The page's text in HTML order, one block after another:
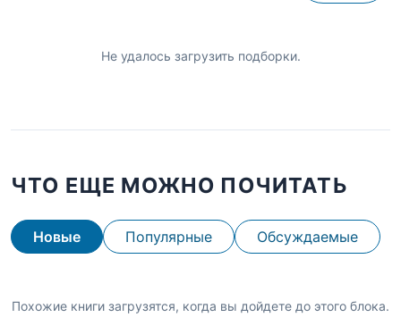
Не удалось загрузить подборки.
ЧТО ЕЩЕ МОЖНО ПОЧИТАТЬ
Новые Популярные Обсуждаемые
Похожие книги загрузятся, когда вы дойдете до этого блока.